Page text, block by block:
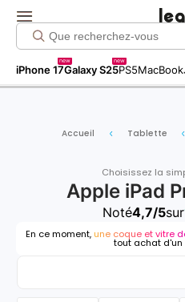
iPhone 17
new
Galaxy S25
new
PS5MacBook
Accueil Tablette
Choisissez la
Apple iPad
Noté4,7/5sur
En ce moment, une coque et vitre
tout achat d'un